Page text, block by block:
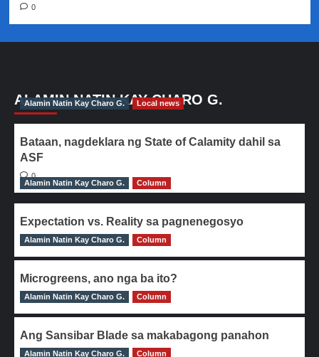
0
ALAMIN NATIN KAY CHARO G.
Alamin Natin Kay Charo G. Local news
Bataan, nagdeklara ng State of Calamity dahil sa
ASF
0
Alamin Natin Kay Charo G.
Column
Expectation vs. Reality sa pagnenegosyo
0
Alamin Natin Kay Charo G. Column
Microgreens, ano nga ba ito?
0
Alamin Natin Kay Charo G. Column
Ang Sansibar Blade sa makabagong panahon
0
Alamin Natin Kay Charo G. Column